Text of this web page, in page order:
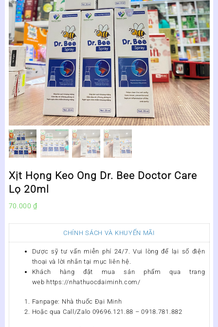
Xịt Họng Keo Ong Dr. Bee Doctor Care
Lọ 20ml
70.000₫
CHÍNH SÁCH VÀ KHUYẾN MÃI
Dược sỹ tư vấn miễn phí 24/7. Vui lòng để lại số điện
thoại và lời nhắn tại mục liên hệ.
Khách hàng đặt mua sản phẩm qua trang
web https://nhathuocdaiminh.com/
Fanpage: Nhà thuốc Đại Minh
Hoặc qua Call/Zalo 09696.121.88 – 0918.781.882